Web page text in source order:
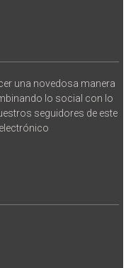
una novedosa manera
lo social con lo
seguidores de este